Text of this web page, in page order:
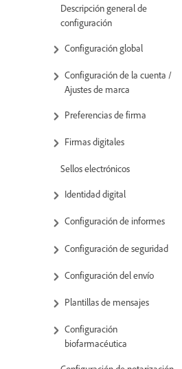
Descripción general de
configuración
Configuración global
Configuración de la cuenta /
Ajustes de marca
Preferencias de firma
Firmas digitales
Sellos electrónicos
Identidad digital
Configuración de informes
Configuración de seguridad
Configuración del envío
Plantillas de mensajes
Configuración
biofarmacéutica